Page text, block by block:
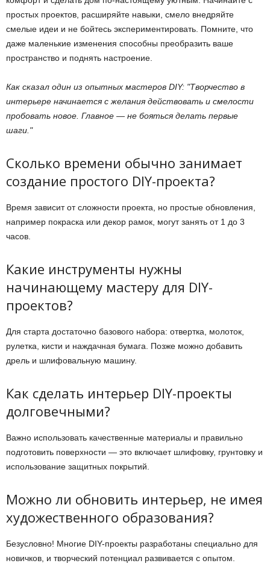
простых проектов, расширяйте навыки, смело внедряйте
смелые идеи и не бойтесь экспериментировать. Помните, что
даже маленькие изменения способны преобразить ваше
пространство и поднять настроение.
Как сказал один из опытных мастеров DIY: Творчество в
интерьере начинается с желания действовать и смелости
пробовать новое. Главное — не бояться делать первые
шаги.
Сколько времени обычно занимает
создание простого DIY-проекта?
Время зависит от сложности проекта, но простые обновления,
например покраска или декор рамок, могут занять от 1 до 3
часов.
Какие инструменты нужны
начинающему мастеру для DIY-
проектов?
Для старта достаточно базового набора: отвертка, молоток,
рулетка, кисти и наждачная бумага. Позже можно добавить
дрель и шлифовальную машину.
Как сделать интерьер DIY-проекты
долговечными?
Важно использовать качественные материалы и правильно
подготовить поверхности — это включает шлифовку, грунтовку и
использование защитных покрытий.
Можно ли обновить интерьер, не имея
художественного образования?
Безусловно! Многие DIY-проекты разработаны специально для
новичков, и творческий потенциал развивается с опытом.